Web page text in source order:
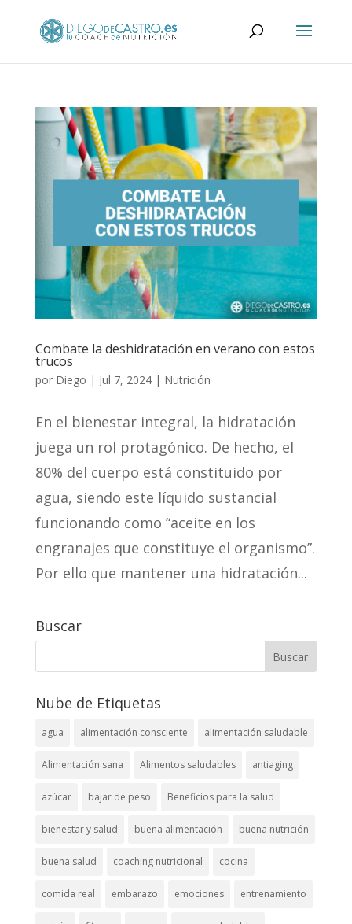
Combate la deshidratación en verano con estos
trucos
por Diego | Jul 7, 2024| Nutrición
En el bienestar integral, la hidratación
juega un rol protagónico. De hecho, el
80% del cuerpo está constituido por
agua, siendo este líquido sustancial
funcionando como “aceite en los
engranajes que constituye el organismo”.
Por ello que mantener una hidratación...
Buscar
Nube de Etiquetas
agua alimentación consciente alimentación saludable
Alimentación sana Alimentos saludables antiaging
azúcar bajar de peso Beneficios para la salud
bienestar y salud buena alimentación buena nutrición
buena salud coaching nutricional cocina
comida real embarazo emociones entrenamiento